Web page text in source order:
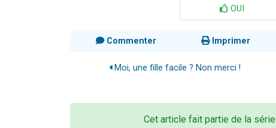
OUI
Commenter Imprimer
Moi, une fille facile ? Non merci !
Cet article fait partie de la série